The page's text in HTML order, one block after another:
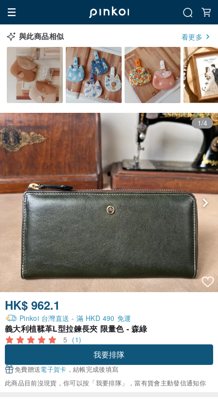
與此商品相似 看更多
1/4
HK$ 962.1
Pinkoi 台灣直送 - 滿 HKD 490 免運
義大利植鞣革L型拉鍊長夾 限量色 - 森綠
5 (1)
我要排隊
免費贈送電子賀卡 ，結帳完成後填寫
此商品目前沒現貨，你可以按「我要排隊」，當有貨會主動發信通知你